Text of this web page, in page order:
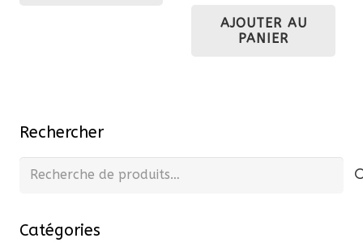
était :
229,90 €.
AJOUTER AU
PANIER
Rechercher
Recherche
Catégories